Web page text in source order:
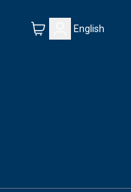
English